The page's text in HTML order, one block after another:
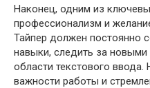
Наконец, одним из
профессионализм и
Тайпер должен постоянно
навыки, следить за
области текстового
важности работы и